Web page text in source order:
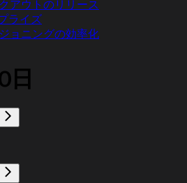
アウトのリリース
ライズ
ョニングの効率化
日